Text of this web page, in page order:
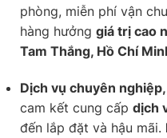
phòng, miễn phí vận
hàng hưởng giá trị cao
Tam Thắng, Hồ Chí
Dịch vụ chuyên
cam kết cung cấp dịch
đến lắp đặt và hậu mãi.